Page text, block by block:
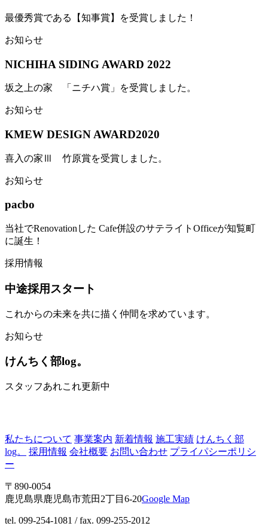
最優秀賞である【知事賞】を受賞しました！
お知らせ
NICHIHA SIDING AWARD 2022
坂之上の家 「ニチハ賞」を受賞しました。
お知らせ
KMEW DESIGN AWARD2020
喜入の家Ⅲ 竹原賞を受賞しました。
お知らせ
pacbo
当社でRenovationした Cafe併設のサテライトOfficeが知覧町
に誕生！
採用情報
中途採用スタート
これからの未来を共に描く仲間を求めています。
お知らせ
けんちく部log。
スタッフあれこれ更新中
私たちについて 事業案内 新着情報 施工実績 けんちく部
log。
採用情報 会社概要 お問い合わせ プライパシーポリシ
ー
〒890-0054
鹿児島県鹿児島市荒田2丁目6-20Google Map
tel. 099-254-1081 / fax. 099-255-2012